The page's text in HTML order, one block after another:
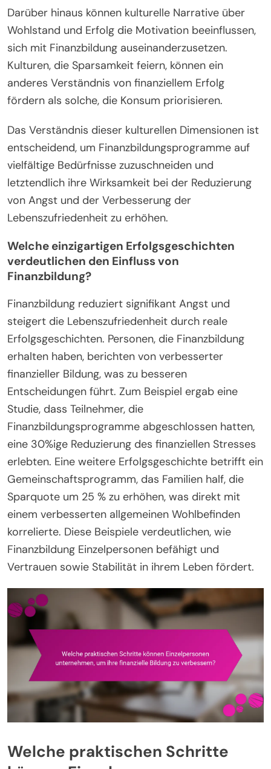
Darüber hinaus können kulturelle Narrative über
Wohlstand und Erfolg die Motivation beeinflussen,
sich mit Finanzbildung auseinanderzusetzen.
Kulturen, die Sparsamkeit feiern, können ein
anderes Verständnis von finanziellem Erfolg
fördern als solche, die Konsum priorisieren.
Das Verständnis dieser kulturellen Dimensionen ist
entscheidend, um Finanzbildungsprogramme auf
vielfältige Bedürfnisse zuzuschneiden und
letztendlich ihre Wirksamkeit bei der Reduzierung
von Angst und der Verbesserung der
Lebenszufriedenheit zu erhöhen.
Welche einzigartigen Erfolgsgeschichten
verdeutlichen den Einfluss von
Finanzbildung?
Finanzbildung reduziert signifikant Angst und
steigert die Lebenszufriedenheit durch reale
Erfolgsgeschichten. Personen, die Finanzbildung
erhalten haben, berichten von verbesserter
finanzieller Bildung, was zu besseren
Entscheidungen führt. Zum Beispiel ergab eine
Studie, dass Teilnehmer, die
Finanzbildungsprogramme abgeschlossen hatten,
eine 30%ige Reduzierung des finanziellen Stresses
erlebten. Eine weitere Erfolgsgeschichte betrifft ein
Gemeinschaftsprogramm, das Familien half, die
Sparquote um 25 % zu erhöhen, was direkt mit
einem verbesserten allgemeinen Wohlbefinden
korrelierte. Diese Beispiele verdeutlichen, wie
Finanzbildung Einzelpersonen befähigt und
Vertrauen sowie Stabilität in ihrem Leben fördert.
Welche praktischen Schritte